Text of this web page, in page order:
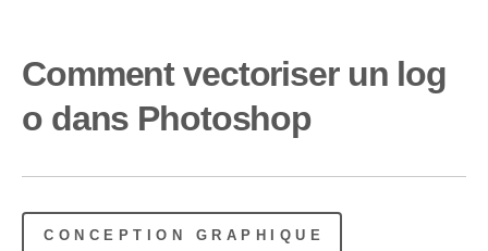
Comment vectoriser un log
o dans Photoshop
CONCEPTION GRAPHIQUE